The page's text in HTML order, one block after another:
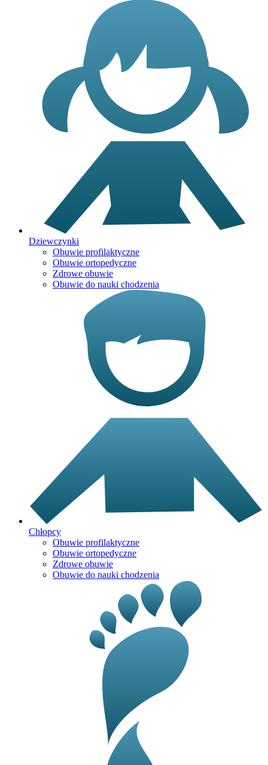
Dziewczynki
Obuwie profilaktyczne
Obuwie ortopedyczne
Zdrowe obuwie
Obuwie do nauki chodzenia
Chłopcy
Obuwie profilaktyczne
Obuwie ortopedyczne
Zdrowe obuwie
Obuwie do nauki chodzenia